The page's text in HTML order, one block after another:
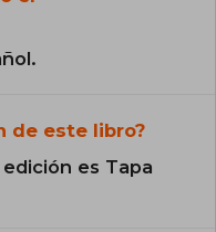
de este libro?
es Tapa